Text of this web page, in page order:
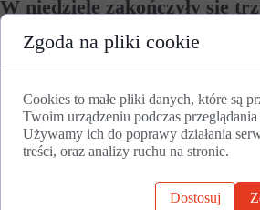
W niedzielę zakończyły się
Spotkania Zamkowe w
przedsięwzięciu, którego
przyległego do Zamku,
100 osób z całej Polski! W
się także ekipa Fundacji
Soberski wygłosił prelekcję
Zgoda na pliki cookie
Cookies to małe pliki danych, które są
Twoim urządzeniu podczas
Używamy ich do poprawy działania
treści, oraz analizy ruchu na stronie.
Dostosuj